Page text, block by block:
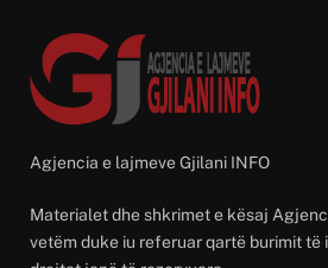
Agjencia e lajmeve Gjilani INFO
Materialet dhe shkrimet e kësaj
vetëm duke iu referuar qartë burimit të